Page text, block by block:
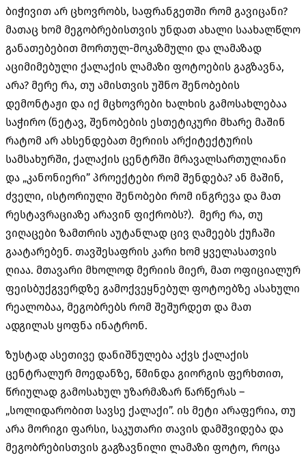
ბიჭივით არ ცხოვრობს, საფრანგეთში რომ გავიცანი?
მათაც ხომ მეგობრებისთვის უნდათ ახალი საახალწლო
განათებებით მორთულ-მოკაზმული და ლამაზად
აციმიმებული ქალაქის ლამაზი ფოტოების გაგზავნა,
არა? მერე რა, თუ ამისთვის უშნო შენობების
დემონტაჟი და იქ მცხოვრები ხალხის გამოსახლებაა
საჭირო (ნეტავ, შენობების ესთეტიკური მხარე მაშინ
რატომ არ ახსენდებათ მერიის არქიტექტურის
სამსახურში, ქალაქის ცენტრში მრავალსართულიანი
და „კანონიერი” პროექტები რომ შენდება? ან მაშინ,
ძველი, ისტორიული შენობები რომ ინგრევა და მათ
რესტავრაციაზე არავინ ფიქრობს?). მერე რა, თუ
ვიღაცები ზამთრის აუტანლად ცივ ღამეებს ქუჩაში
გაატარებენ. თავშესაფრის კარი ხომ ყველასათვის
ღიაა. მთავარი მხოლოდ მერიის მიერ, მათ ოფიციალურ
ფეისბუქგვერდზე გამოქვეყნებულ ფოტოებზე ასახული
რეალობაა, მეგობრებს რომ შეშურდეთ და მათ
ადგილას ყოფნა ინატრონ.
ზუსტად ასეთივე დანიშნულება აქვს ქალაქის
ცენტრალურ მოედანზე, წმინდა გიორგის ფერხთით,
წრიულად გამოსახულ უზარმაზარ წარწერას –
„სოლიდარობით სავსე ქალაქი”. ის მეტი არაფერია, თუ
არა მორიგი ფარსი, საკუთარი თავის დამშვიდება და
მეგობრებისთვის გაგზავნილი ლამაზი ფოტო, როცა